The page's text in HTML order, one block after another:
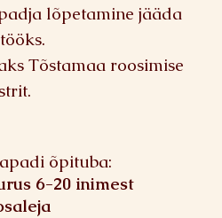
lõpetamine jääda
Tõstamaa roosimise
õpituba:
6-20 inimest